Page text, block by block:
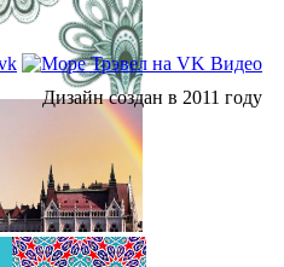
Дизайн создан в 2011 году